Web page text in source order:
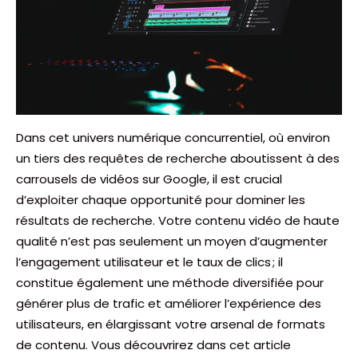
Dans cet univers numérique concurrentiel, où environ
un tiers des requêtes de recherche aboutissent à des
carrousels de vidéos sur Google, il est crucial
d’exploiter chaque opportunité pour dominer les
résultats de recherche. Votre contenu vidéo de haute
qualité n’est pas seulement un moyen d’augmenter
l’engagement utilisateur et le taux de clics ; il
constitue également une méthode diversifiée pour
générer plus de trafic et améliorer l’expérience des
utilisateurs, en élargissant votre arsenal de formats
de contenu. Vous découvrirez dans cet article